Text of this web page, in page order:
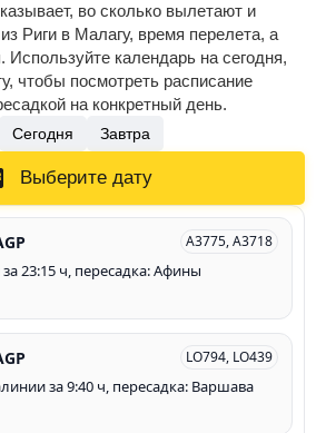
во сколько вылетают и
Риги в Малагу, время перелета, а
Используйте календарь на сегодня,
чтобы посмотреть расписание
на конкретный день.
Сегодня Завтра
Выберите дату
A3775, A3718
23:15 ч, пересадка: Афины
LO794, LO439
за 9:40 ч, пересадка: Варшава